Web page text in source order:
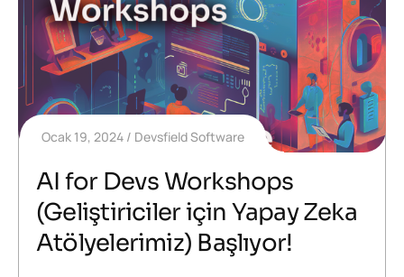
Ocak 19, 2024 Devsfield Software
AI for Devs Workshops
(Geliştiriciler için Yapay Zeka
Atölyelerimiz) Başlıyor!